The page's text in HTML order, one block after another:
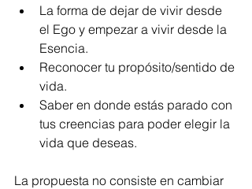
La forma de dejar de vivir desde
el Ego y empezar a vivir desde la
Esencia.
Reconocer tu propósito/sentido de
vida.
Saber en donde estás parado con
tus creencias para poder elegir la
vida que deseas.
La propuesta no consiste en cambiar